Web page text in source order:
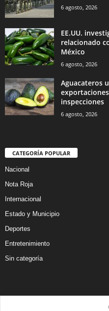
6 agosto, 2026
EE.UU.
relacionado
México
6 agosto, 2026
Aguacateros
inspecciones
6 agosto, 2026
CATEGORÍA POPULAR
Nacional
Nota Roja
Internacional
Estado y Municipio
Deportes
Entretenimiento
Sin categoría